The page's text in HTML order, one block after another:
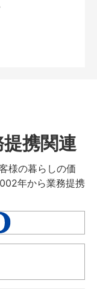
携関連
様の暮らしの価
年から業務提携